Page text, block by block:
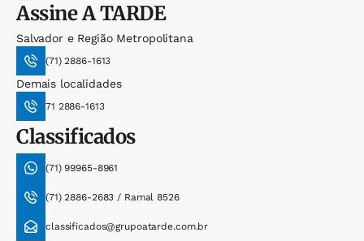
AssineA TARDE
Salvador e Região Metropolitana
(71) 2886-1613
Demais localidades
71 2886-1613
Classificados
(71) 99965-8961
(71) 2886-2683 / Ramal 8526
classificados@grupoatarde.com.br